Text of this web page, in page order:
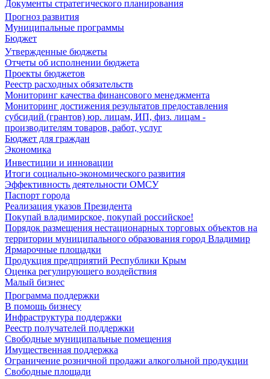
Документы стратегического планирования
Прогноз развития
Муниципальные программы
Бюджет
Утвержденные бюджеты
Отчеты об исполнении бюджета
Проекты бюджетов
Реестр расходных обязательств
Мониторинг качества финансового менеджмента
Мониторинг достижения результатов предоставления
субсидий (грантов) юр. лицам, ИП, физ. лицам -
производителям товаров, работ, услуг
Бюджет для граждан
Экономика
Инвестиции и инновации
Итоги социально-экономического развития
Эффективность деятельности ОМСУ
Паспорт города
Реализация указов Президента
Покупай владимирское, покупай российское!
Порядок размещения нестационарных торговых объектов на
территории муниципального образования город Владимир
Ярмарочные площадки
Продукция предприятий Республики Крым
Оценка регулирующего воздействия
Малый бизнес
Программа поддержки
В помощь бизнесу
Инфраструктура поддержки
Реестр получателей поддержки
Свободные муниципальные помещения
Имущественная поддержка
Ограничение розничной продажи алкогольной продукции
Свободные площади